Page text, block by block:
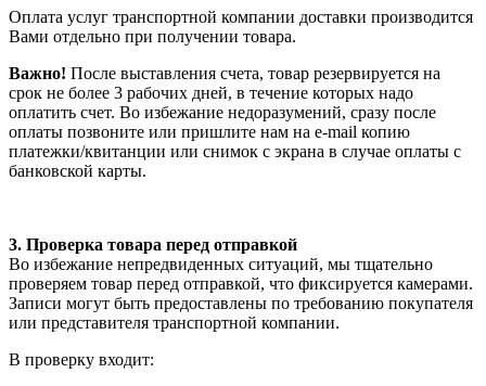
Оплата услуг транспортной компании доставки производится
Вами отдельно при получении товара.
Важно! После выставления счета, товар резервируется на
срок не более 3 рабочих дней, в течение которых надо
оплатить счет. Во избежание недоразумений, сразу после
оплаты позвоните или пришлите нам на e-mail копию
платежки/квитанции или снимок с экрана в случае оплаты с
банковской карты.
3. Проверка товара перед отправкой
Во избежание непредвиденных ситуаций, мы тщательно
проверяем товар перед отправкой, что фиксируется камерами.
Записи могут быть предоставлены по требованию покупателя
или представителя транспортной компании.
В проверку входит: